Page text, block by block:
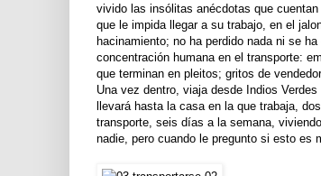
vivido las insólitas anécdotas que
que le impida llegar a su trabajo, en el
hacinamiento; no ha perdido nada ni se
concentración humana en el transporte:
que terminan en pleitos; gritos de
Una vez dentro, viaja desde Indios
llevará hasta la casa en la que trabaja,
transporte, seis días a la semana,
nadie, pero cuando le pregunto si esto es